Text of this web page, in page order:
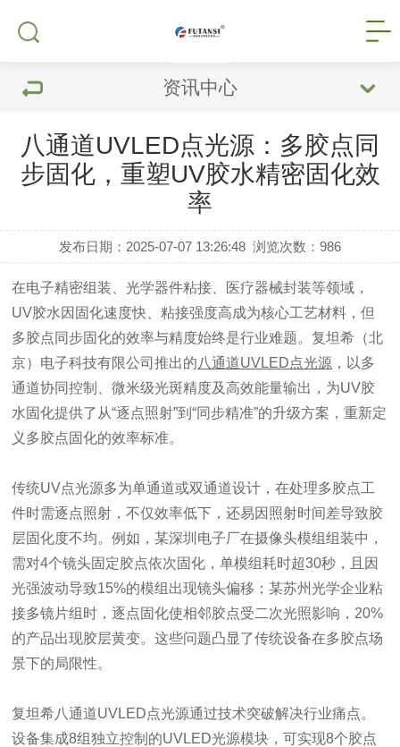
资讯中心
八通道UVLED点光源：多胶点同
步固化，重塑UV胶水精密固化效
率
发布日期：2025-07-07 13:26:48 浏览次数：986
在电子精密组装、光学器件粘接、医疗器械封装等领域，
UV胶水因固化速度快、粘接强度高成为核心工艺材料，但
多胶点同步固化的效率与精度始终是行业难题。复坦希（北
京）电子科技有限公司推出的 八通道UVLED点光源 ，以多
通道协同控制、微米级光斑精度及高效能量输出，为UV胶
水固化提供了从“逐点照射”到“同步精准”的升级方案，重新定
义多胶点固化的效率标准。
传统UV点光源多为单通道或双通道设计，在处理多胶点工
件时需逐点照射，不仅效率低下，还易因照射时间差导致胶
层固化度不均。例如，某深圳电子厂在摄像头模组组装中，
需对4个镜头固定胶点依次固化，单模组耗时超30秒，且因
光强波动导致15%的模组出现镜头偏移；某苏州光学企业粘
接多镜片组时，逐点固化使相邻胶点受二次光照影响，20%
的产品出现胶层黄变。这些问题凸显了传统设备在多胶点场
景下的局限性。
复坦希八通道UVLED点光源通过技术突破解决行业痛点。
设备集成8组独立控制的UVLED光源模块，可实现8个胶点